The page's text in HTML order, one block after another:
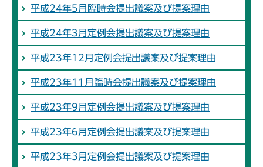
平成24年5月臨時会提出議案及び提案理由
平成24年3月定例会提出議案及び提案理由
平成23年12月定例会提出議案及び提案理由
平成23年11月臨時会提出議案及び提案理由
平成23年9月定例会提出議案及び提案理由
平成23年6月定例会提出議案及び提案理由
平成23年3月定例会提出議案及び提案理由